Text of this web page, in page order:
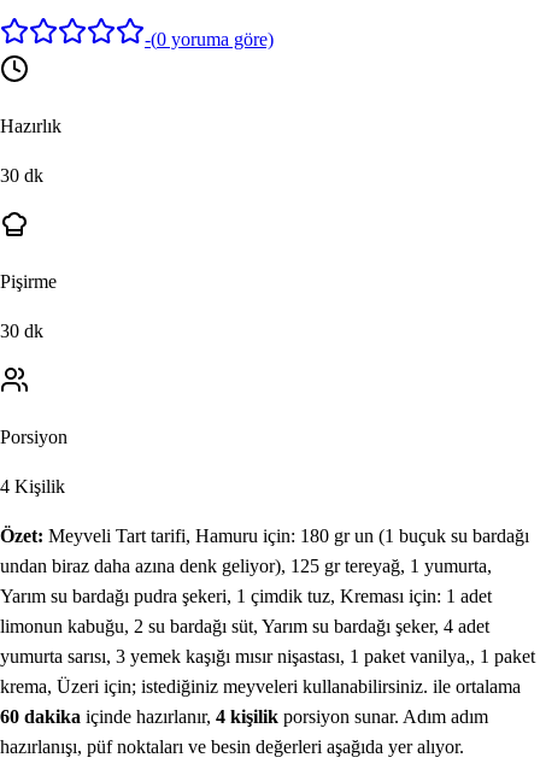
-(0 yoruma göre)
Hazırlık
30 dk
Pişirme
30 dk
Porsiyon
4 Kişilik
Özet: Meyveli Tart tarifi, Hamuru için: 180 gr un (1 buçuk su bardağı
undan biraz daha azına denk geliyor), 125 gr tereyağ, 1 yumurta,
Yarım su bardağı pudra şekeri, 1 çimdik tuz, Kreması için: 1 adet
limonun kabuğu, 2 su bardağı süt, Yarım su bardağı şeker, 4 adet
yumurta sarısı, 3 yemek kaşığı mısır nişastası, 1 paket vanilya,, 1 paket
krema, Üzeri için; istediğiniz meyveleri kullanabilirsiniz. ile ortalama
60 dakika içinde hazırlanır, 4 kişilik porsiyon sunar. Adım adım
hazırlanışı, püf noktaları ve besin değerleri aşağıda yer alıyor.